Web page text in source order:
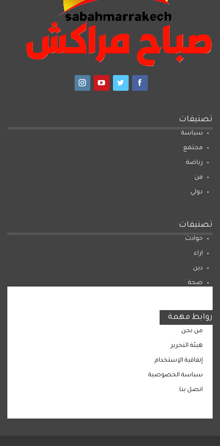
تصنيفات
سياسة
مجتمع
رياضة
فن
دولي
تصنيفات
حوادث
اراء
دين
صحة
روابط مهمة
من نحن
هيئة التحرير
إتفاقية الإستخدام
سياسة الخصوصية
اتصل بنا